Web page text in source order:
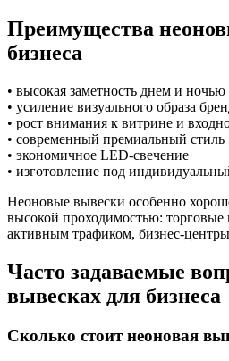
Преимущества
бизнеса
• высокая заметность днем и ночью
• усиление визуального образа
• рост внимания к витрине и
• современный премиальный стиль
• экономичное LED-свечение
• изготовление под
Неоновые вывески особенно
высокой проходимостью:
активным трафиком, бизнес-
Часто задаваемые
вывесках для бизнеса
Сколько стоит неоновая